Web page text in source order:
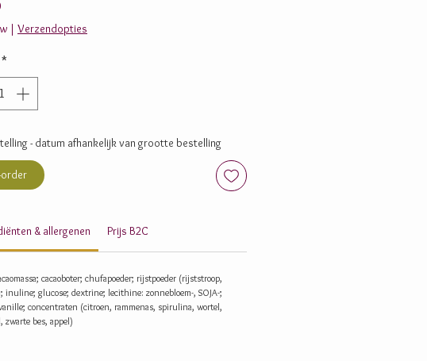
Prijs
| Verzendopties
*
- datum afhankelijk van grootte bestelling
order
& allergenen Prijs B2C
cacaoboter; chufapoeder; rijstpoeder (rijststroop,
inuline; glucose; dextrine; lecithine: zonnebloem-, SOJA-;
vanille; concentraten (citroen, rammenas, spirulina, wortel,
zwarte bes, appel)